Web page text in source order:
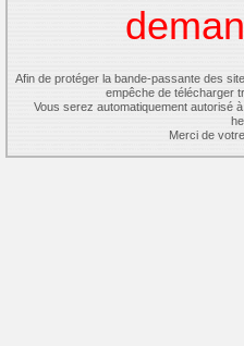
Afin de protéger la bande-passante des
empêche de télécharger
Vous serez automatiquement autorisé
Merci de